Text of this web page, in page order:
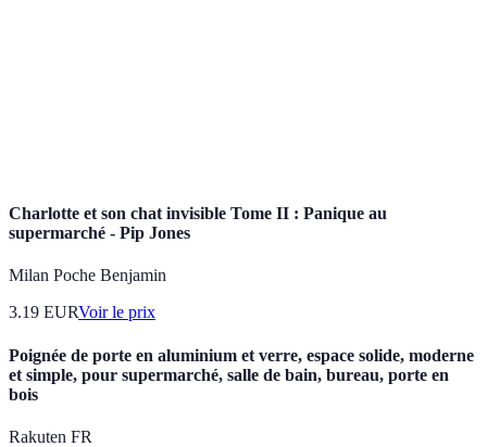
Charlotte et son chat invisible Tome II : Panique au
supermarché - Pip Jones
Milan Poche Benjamin
3.19 EURVoir le prix
Poignée de porte en aluminium et verre, espace solide, moderne
et simple, pour supermarché, salle de bain, bureau, porte en
bois
Rakuten FR